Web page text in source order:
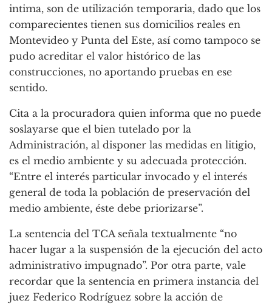
intima, son de utilización temporaria, dado que los
comparecientes tienen sus domicilios reales en
Montevideo y Punta del Este, así como tampoco se
pudo acreditar el valor histórico de las
construcciones, no aportando pruebas en ese
sentido.
Cita a la procuradora quien informa que no puede
soslayarse que el bien tutelado por la
Administración, al disponer las medidas en litigio,
es el medio ambiente y su adecuada protección.
“Entre el interés particular invocado y el interés
general de toda la población de preservación del
medio ambiente, éste debe priorizarse”.
La sentencia del TCA señala textualmente “no
hacer lugar a la suspensión de la ejecución del acto
administrativo impugnado”. Por otra parte, vale
recordar que la sentencia en primera instancia del
juez Federico Rodríguez sobre la acción de